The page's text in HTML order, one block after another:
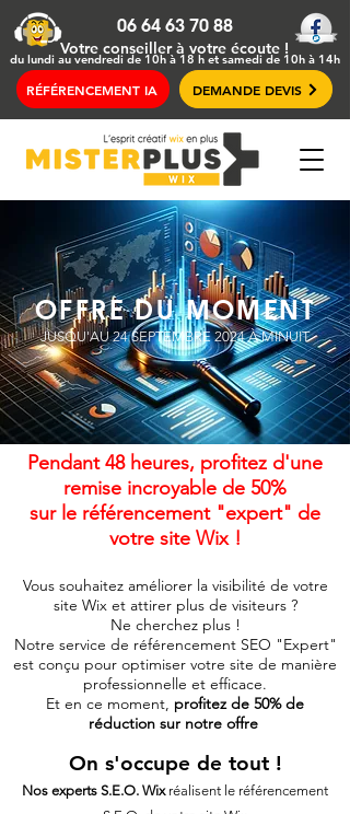
06 64 63 70 88
Votre conseillerà votre écoute !
du lundi au vendredi de 10h à 18 h et samedi de 10h à 14h
RÉFÉRENCEMENT IA DEMANDE DEVIS
OFFRE DU MOMENT
JUSQU'AU 24 SEPTEMBRE 2024 À MINUIT
Pendant 48 heures, profitez d'une
remise incroyable de 50%
sur le référencement "expert" de
votre site Wix !
Vous souhaitez améliorer la visibilité de votre
site Wix et attirer plus de visiteurs ?
Ne cherchez plus !
Notre service de référencement SEO "Expert"
est conçu pour optimiser votre site de manière
professionnelle et efficace.
Et en ce moment, profitez de 50% de
réduction sur notre offre
On s'occupe de tout !
Nos experts S.E.O. Wix réalisent le référencement